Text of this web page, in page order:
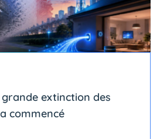
grande extinction des
commencé